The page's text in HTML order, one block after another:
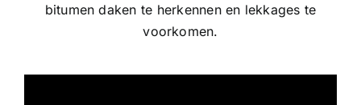
bitumen daken te herkennen en lekkages te
voorkomen.